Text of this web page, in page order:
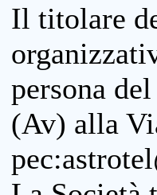
Il titolare
persona
(Av) alla